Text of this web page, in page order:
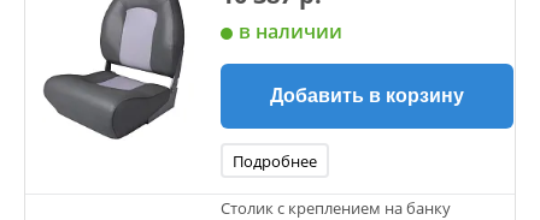
в наличии
Добавить в корзину
Подробнее
Столик с креплением на банку